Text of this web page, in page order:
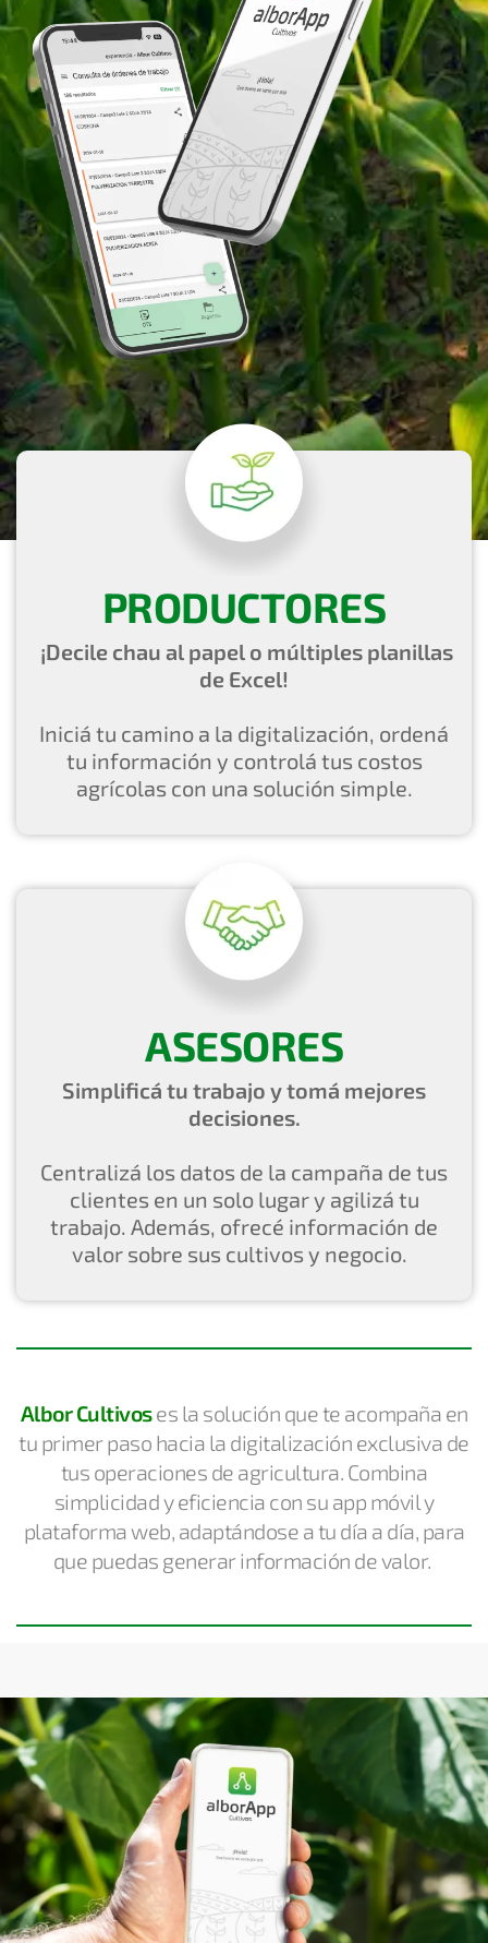
PRODUCTORES
¡Decile chau al papel o múltiples planillas
de Excel!
Iniciá tu camino a la digitalización, ordená
tu información y controlá tus costos
agrícolas con una solución simple.
ASESORES
Simplificá tu trabajo ytomá mejores
decisiones.
Centralizá los datos de la campaña de tus
clientes en un solo lugar y agilizá tu
trabajo. Además, ofrecé información de
valor sobre sus cultivos y negocio.
Albor Cultivoses la solución que te acompaña en
tu primer paso hacia la digitalización exclusiva de
tus operaciones de agricultura Combina
simplicidad y eficiencia con su app móvil y
plataforma web, adaptándose a tu día a día, para
que puedas generar información de valor.